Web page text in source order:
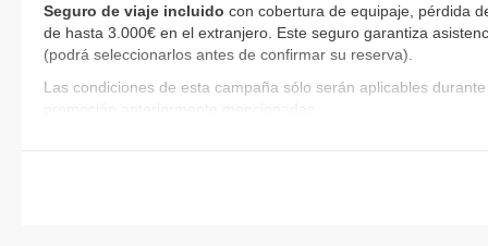
Seguro de viaje incluido con cobertura de equipaje, pérdida
de hasta 3.000€ en el extranjero. Este seguro garantiza
(podrá seleccionarlos antes de confirmar su reserva)
Las condiciones de esta campaña sólo serán aplicables
promoción anteriormente mencionadas.